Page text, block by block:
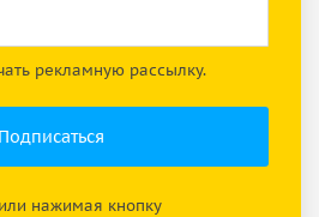
рекламную рассылку.
нажимая кнопку